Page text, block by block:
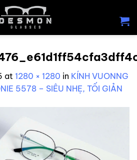
at 1280 × 1280 in KÍNH VUONNG
5578 – SIÊU NHẸ, TỐI GIẢN